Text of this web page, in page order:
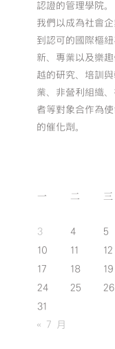
認證的管理學院。
我們以成為社會
到認可的國際樞
新、專業以及樂
越的研究、培訓
業、非營利組織
者等對象合作為
的催化劑。
一 二 三
3
4 5
10
11 12
17
18 19
24
25 26
31
« 7 月